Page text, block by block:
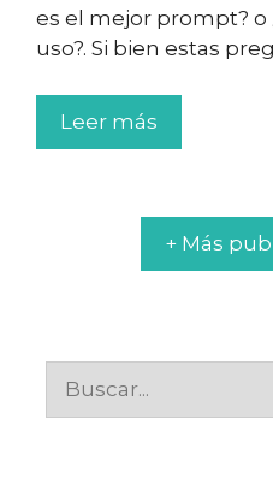
es el mejor prompt?
uso?. Si bien estas
Leer más
+ Más